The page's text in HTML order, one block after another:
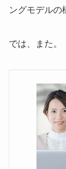
ングモデルの
では、また。